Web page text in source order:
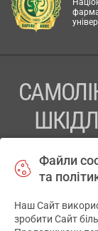
ПЕРЕД
Файли
та
Наш Сайт
зробити Сайт